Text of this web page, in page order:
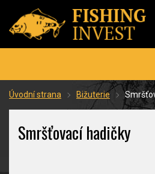
Úvodní strana Bižuterie
Smršťovací hadičky